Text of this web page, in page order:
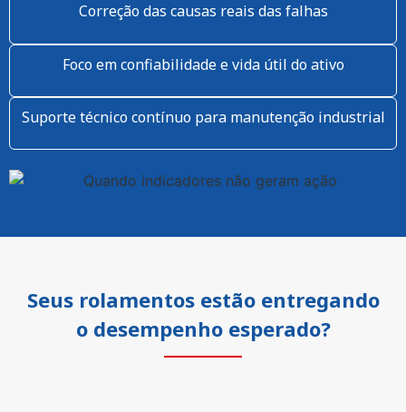
Correção das causas reais das falhas
Foco em confiabilidade e vida útil do ativo
Suporte técnico contínuo para manutenção industrial
Seus rolamentos estão entregando
o desempenho esperado?